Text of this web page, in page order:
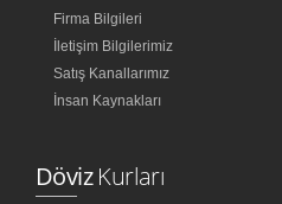
Firma Bilgileri
İletişim Bilgilerimiz
Satış Kanallarımız
İnsan Kaynakları
DövizKurları